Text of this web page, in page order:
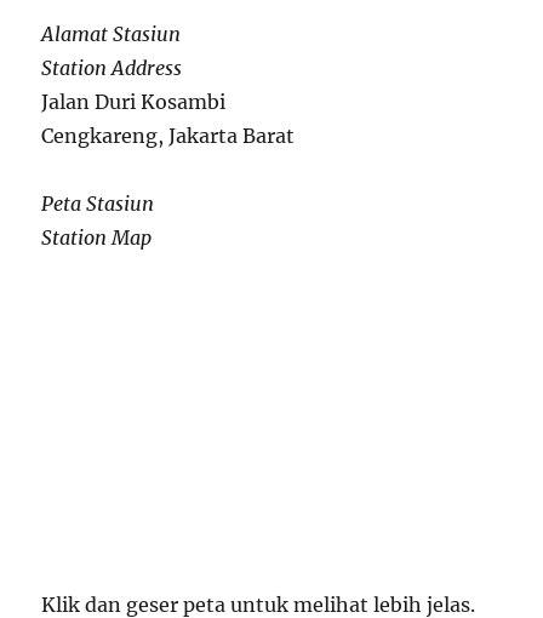
Alamat Stasiun
Station Address
Jalan Duri Kosambi
Cengkareng, Jakarta Barat
Peta Stasiun
Station Map
Klik dan geser peta untuk melihat lebih jelas.